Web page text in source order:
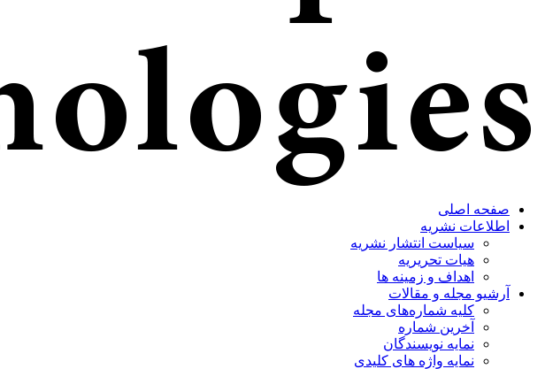
صفحه اصلی
اطلاعات نشریه
سیاست انتشار نشریه
هیات تحریریه
اهداف و زمینه ها
آرشیو مجله و مقالات
کلیه شماره‌های مجله
آخرین شماره
نمایه نویسندگان
نمایه واژه های کلیدی